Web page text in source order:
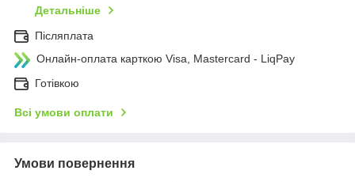
Детальніше
Післяплата
Онлайн-оплата карткою Visa, Mastercard - LiqPay
Готівкою
Всі умови оплати
Умови повернення